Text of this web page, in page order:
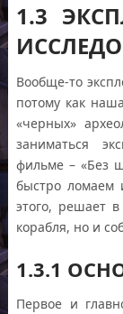
1.3
Вообще-то
потому как
«черных»
заниматься
фильме – «Без
быстро ломаем
этого, решает
корабля, но и
1.3.1
Первое и